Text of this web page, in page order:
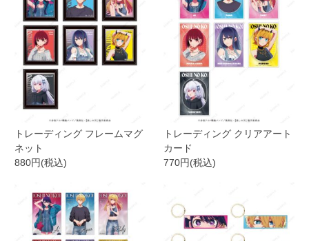
トレーディング フレームマグ
ネット
880円(税込)
トレーディング クリアアート
カード
770円(税込)